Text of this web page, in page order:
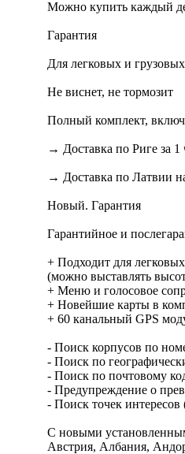
Можно купить каждый
Гарантия
Для легковых и
Не виснет, не тормозит
Полный комплект,
→ Доставка по Риге за 1
→ Доставка по Латвии
Новый. Гарантия
Гарантийное и
+ Подходит для
(можно выставлять
+ Меню и голосовое
+ Новейшие карты в
+ 60 канальный GPS
- Поиск корпусов по
- Поиск по
- Поиск по почтовому
- Предупреждение о
- Поиск точек
С новыми
Австрия, Албания,